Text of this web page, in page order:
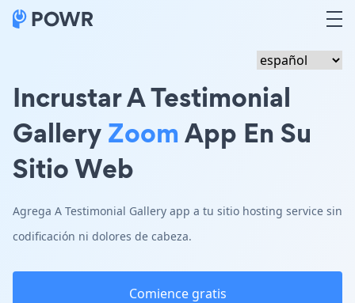
Incrustar A Testimonial
GalleryZoomApp En Su
Sitio Web
Agrega A Testimonial Gallery app a tu sitio hosting service sin
codificación ni dolores de cabeza.
Comience gratis